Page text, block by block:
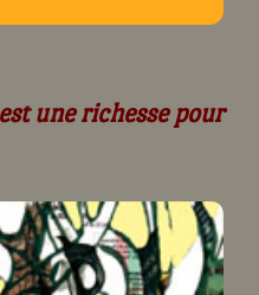
une richesse pour